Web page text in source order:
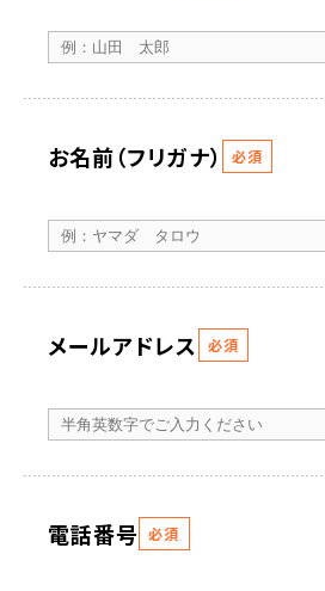
お名前（フリガナ） 必須
メールアドレス 必須
電話番号 必須